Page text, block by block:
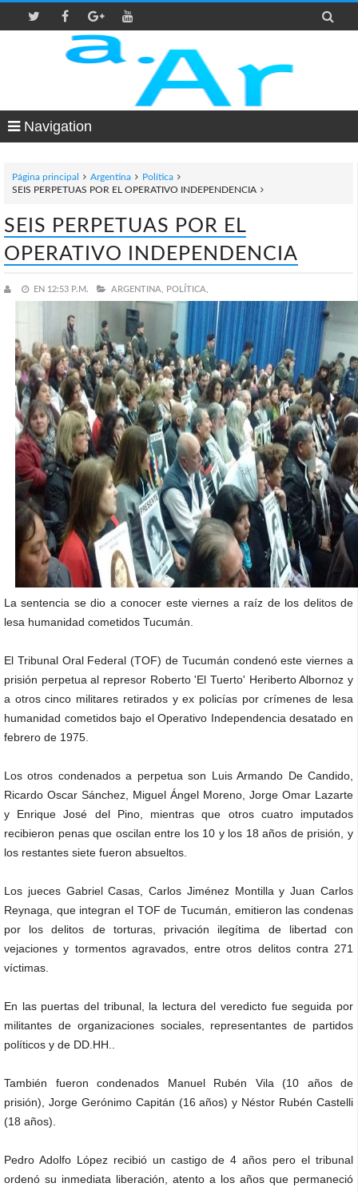

Navigation
Página principal Argentina
Política
SEIS PERPETUAS POR EL OPERATIVO INDEPENDENCIA
SEIS PERPETUAS POR EL
OPERATIVO INDEPENDENCIA
EN 12:53 P.M. ARGENTINA, POLÍTICA,
La sentencia se dio a conocer este viernes a raíz de los delitos de
lesa humanidad cometidos Tucumán.
El Tribunal Oral Federal (TOF) de Tucumán condenó este viernes a
prisión perpetua al represor Roberto 'El Tuerto' Heriberto Albornoz y
a otros cinco militares retirados y ex policías por crímenes de lesa
humanidad cometidos bajo el Operativo Independencia desatado en
febrero de 1975.
Los otros condenados a perpetua son Luis Armando De Candido,
Ricardo Oscar Sánchez, Miguel Ángel Moreno, Jorge Omar Lazarte
y Enrique José del Pino, mientras que otros cuatro imputados
recibieron penas que oscilan entre los 10 y los 18 años de prisión, y
los restantes siete fueron absueltos.
Los jueces Gabriel Casas, Carlos Jiménez Montilla y Juan Carlos
Reynaga, que integran el TOF de Tucumán, emitieron las condenas
por los delitos de torturas, privación ilegítima de libertad con
vejaciones y tormentos agravados, entre otros delitos contra 271
víctimas.
En las puertas del tribunal, la lectura del veredicto fue seguida por
militantes de organizaciones sociales, representantes de partidos
políticos y de DD.HH..
También fueron condenados Manuel Rubén Vila (10 años de
prisión), Jorge Gerónimo Capitán (16 años) y Néstor Rubén Castelli
(18 años).
Pedro Adolfo López recibió un castigo de 4 años pero el tribunal
ordenó su inmediata liberación, atento a los años que permaneció